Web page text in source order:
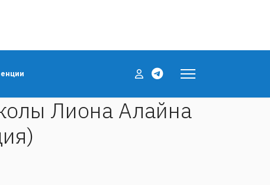
Лиона Алайна